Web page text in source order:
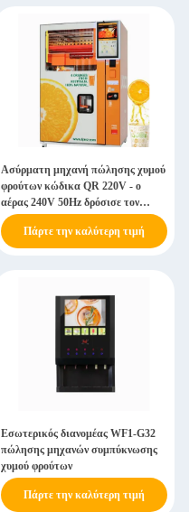
Ασύρματη μηχανή πώλησης χυμού
φρούτων κώδικα QR 220V - ο
αέρας 240V 50Hz δρόσισε τον
παγετό ελεύθερο
Πάρτε την καλύτερη τιμή
Εσωτερικός διανομέας WF1-G32
πώλησης μηχανών συμπύκνωσης
χυμού φρούτων
Πάρτε την καλύτερη τιμή